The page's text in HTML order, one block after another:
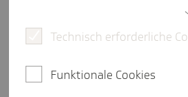
Die
Versicherten der Techniker
krankgeschrieben als in den
Technisch erforderliche
Funktionale Cookies